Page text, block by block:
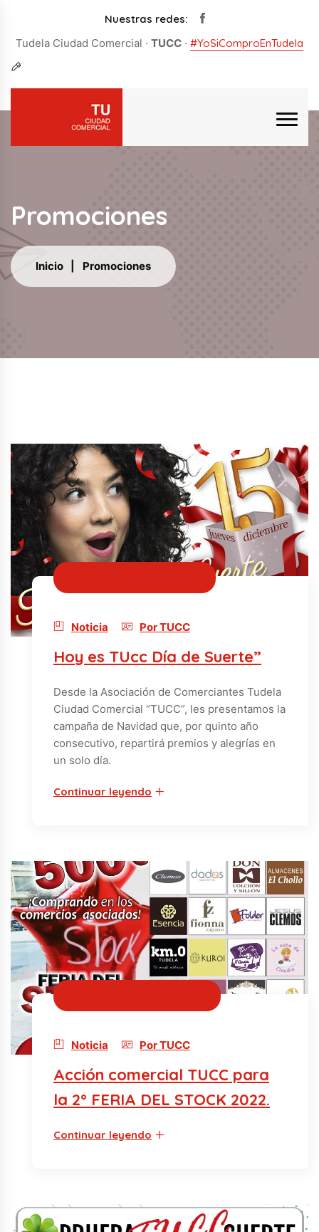
Nuestras redes:
Tudela Ciudad Comercial · TUCC · #YoSiComproEnTudela
Promociones
Inicio Promociones
Noticia Por TUCC
Hoy es TUcc Día de Suerte”
Desde la Asociación de Comerciantes Tudela
Ciudad Comercial “TUCC”, les presentamos la
campaña de Navidad que, por quinto año
consecutivo, repartirá premios y alegrías en
un solo día.
Continuar leyendo
Noticia Por TUCC
Acción comercial TUCC para
la 2º FERIA DEL STOCK 2022.
Continuar leyendo